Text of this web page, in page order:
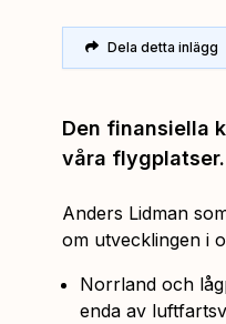
Dela detta inlägg
Den finansiella
våra flygplatser.
Anders Lidman
om utvecklingen i
Norrland och
enda av